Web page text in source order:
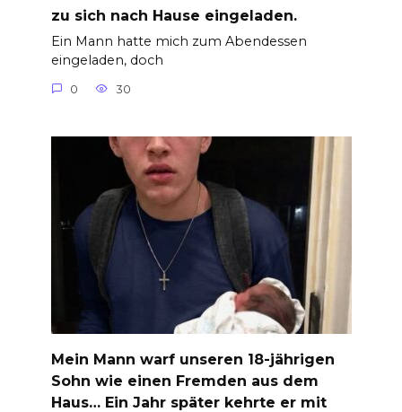
zu sich nach Hause eingeladen.
Ein Mann hatte mich zum Abendessen
eingeladen, doch
0 30
Mein Mann warf unseren 18-jährigen
Sohn wie einen Fremden aus dem
Haus… Ein Jahr später kehrte er mit